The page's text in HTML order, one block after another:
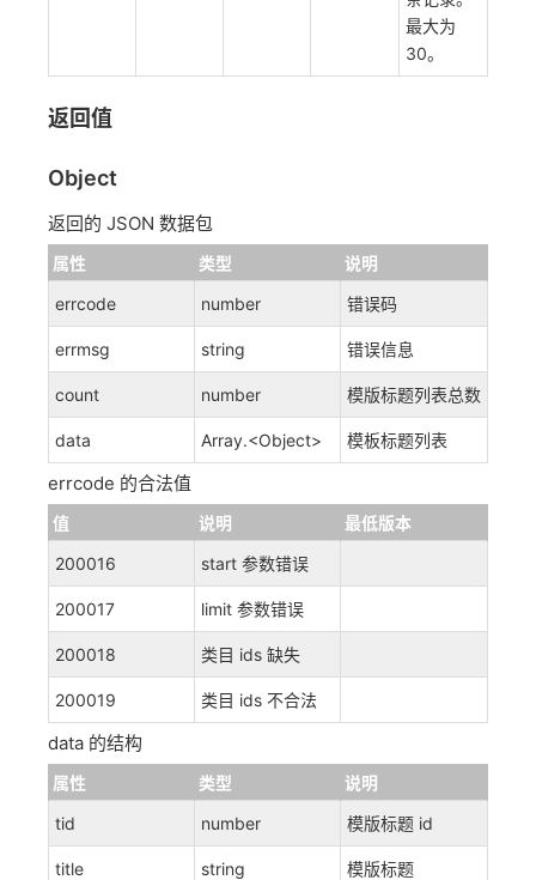
最大为
30。
返回值
Object
返回的 JSON 数据包
属性 类型
说明
errcode
number 错误码
errmsg string 错误信息
count number 模版标题列表总数
data Array.<Object> 模板标题列表
errcode 的合法值
值 说明
最低版本
200016
start 参数错误
200017 limit 参数错误
200018 类目 ids 缺失
200019 类目 ids 不合法
data 的结构
属性 类型
说明
tid
number 模版标题 id
title string 模版标题